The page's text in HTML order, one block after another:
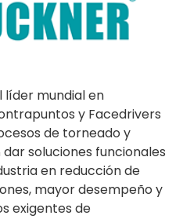
líder mundial en
y Facedrivers
de torneado y
soluciones funcionales
en reducción de
mayor desempeño y
exigentes de